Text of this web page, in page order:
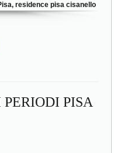
residence pisa cisanello
PISA